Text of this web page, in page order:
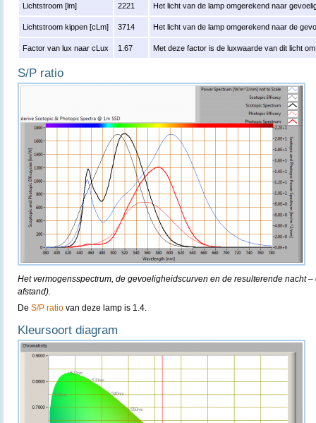
Lichtstroom [lm] 2221 Het licht van de lamp omgerekend naar
Lichtstroom kippen [cLm] 3714 Het licht van de lamp omgerekend naar de
Factor van lux naar cLux 1.67 Met deze factor is de luxwaarde van dit licht
S/P ratio
Het vermogensspectrum, de gevoeligheidscurven en de resulterende nacht
afstand).
De S/P ratio van deze lamp is 1.4.
Kleursoort diagram